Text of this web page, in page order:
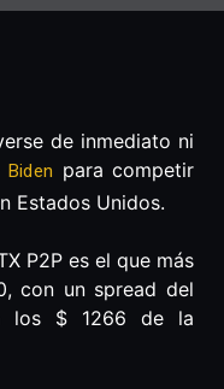
de inmediato ni
para competir
Estados Unidos.
P2P es el que más
con un spread del
los $ 1266 de la